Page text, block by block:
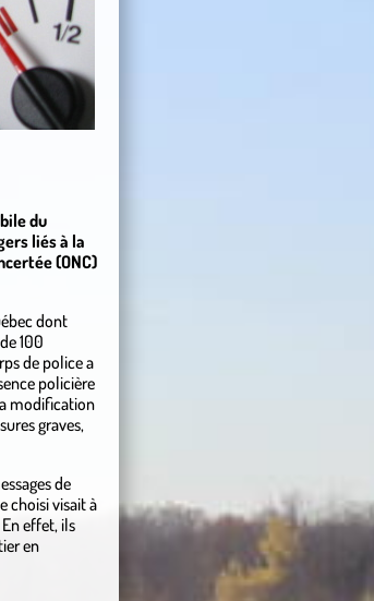
du
liés à la
(ONC)
dont
100
de police a
policière
modification
graves,
de
choisi visait à
effet, ils
en